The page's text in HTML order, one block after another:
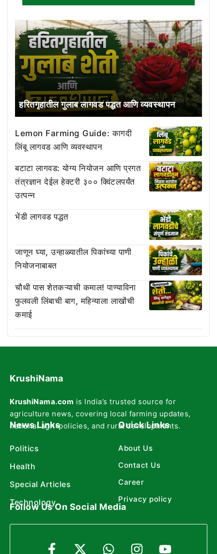
हरितगृहातील गुलाब लागवड पद्धत आणि व्यवस्थापन
Lemon Farming Guide: कागदी
लिंबू लागवड आणि व्यवस्थापन
बटाटा लागवड: योग्य नियोजन आणि प्रगत
तंत्रज्ञान देईल हेक्टरी ३०० क्विंटलपर्यंत
उत्पन्न
भेंडी लागवड पद्धत
जाणून घ्या, उन्हाळ्यातील पिकांच्या पाणी
नियोजनाबाबत
चौथी पास शेतकऱ्याची कमाल! पाण्याविना
फुलवली लिंबाची बाग, महिन्याला लाखोंची
कमाई
KrushiNama
KrushiNama.com is India’s trusted source for
agriculture news, covering local farming updates,
national agri-policies, and rural developments.
News Links
Politics
Health
Special Articles
Technology
Quick Links
About Us
Contact Us
Career
Privacy policy
Follow Us On Social Media